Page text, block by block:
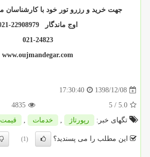
جهت خرید و رزرو تور خود با کارشناسان
اوج ماندگار 22908979-021
021-24823
www.oujmandegar.com
1398/12/08
17:30:40
5.0
/ 5
4835
تگهای خبر:
رپورتاژ , خدمات , قیمت
این مطلب را می پسندید؟ (1)